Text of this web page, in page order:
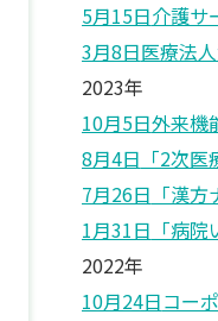
5月15日介護サ
3月8日医療法
2023年
10月5日外来機
8月4日 「2次
7月26日 「漢
1月31日 「病
2022年
10月24日コー